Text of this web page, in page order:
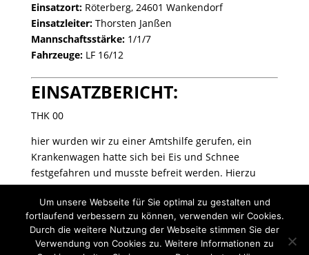
Einsatzort:Röterberg, 24601 Wankendorf
Einsatzleiter:Thorsten Janßen
Mannschaftsstärke:1/1/7
Fahrzeuge:LF 16/12
EINSATZBERICHT:
THK 00
hier wurden wir zu einer Amtshilfe gerufen, ein
Krankenwagen hatte sich bei Eis und Schnee
festgefahren und musste befreit werden. Hierzu
wurde das LF 16/12 eingesetzt, mit diesem wurde
der KTW freigezogen.
Um unsere Webseite für Sie optimal zu gestalten und
fortlaufend verbessern zu können, verwenden wir Cookies.
Durch die weitere Nutzung der Webseite stimmen Sie der
Verwendung von Cookies zu. Weitere Informationen zu